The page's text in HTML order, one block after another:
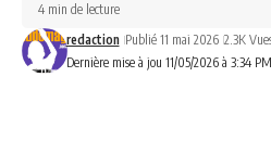
Dernière mise à jou 11/05/2026 à 3:34 PM
redaction Publié 11 mai 2026 2.3K
4 min de lecture